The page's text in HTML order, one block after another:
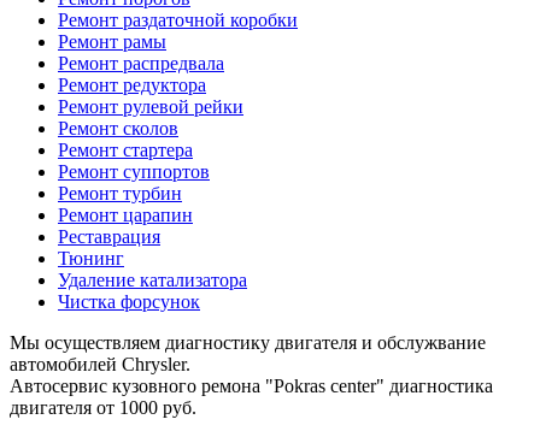
Ремонт раздаточной коробки
Ремонт рамы
Ремонт распредвала
Ремонт редуктора
Ремонт рулевой рейки
Ремонт сколов
Ремонт стартера
Ремонт суппортов
Ремонт турбин
Ремонт царапин
Реставрация
Тюнинг
Удаление катализатора
Чистка форсунок
Мы осуществляем диагностику двигателя и обслужвание
автомобилей Chrysler.
Автосервис кузовного ремона "Pokras center" диагностика
двигателя от 1000 руб.